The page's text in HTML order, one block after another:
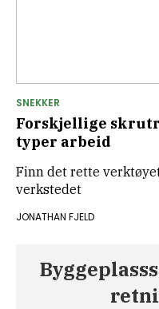
Forskjellige
typer arbeid
Finn det rette
verkstedet
SNEKKER
JONATHAN FJELD